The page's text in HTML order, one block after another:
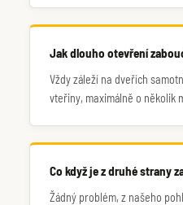
Jak dlouho otevření
Vždy záleží na dveřích
vteřiny, maximálně o několik
Co když je z druhé strany
Žádný problém, z našeho